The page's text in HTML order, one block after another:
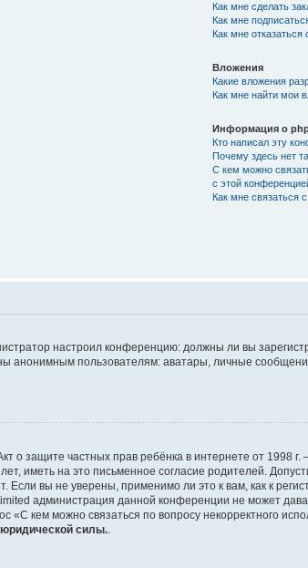
Как мне сделать
Как мне
Как мне отказаться
Вложения
Какие вложения
Как мне найти мои
Информация о
Кто написал эту
Почему здесь нет
С кем можно
с этой
Как мне связаться
настроил конференцию: должны ли вы
анонимным пользователям: аватары, личные
о защите частных прав ребёнка в интернете от
иметь на это письменное согласие родителей.
вы не уверены, применимо ли это к вам, как к
администрация данной конференции не может
«С кем можно связаться по вопросу некорректного
силы..